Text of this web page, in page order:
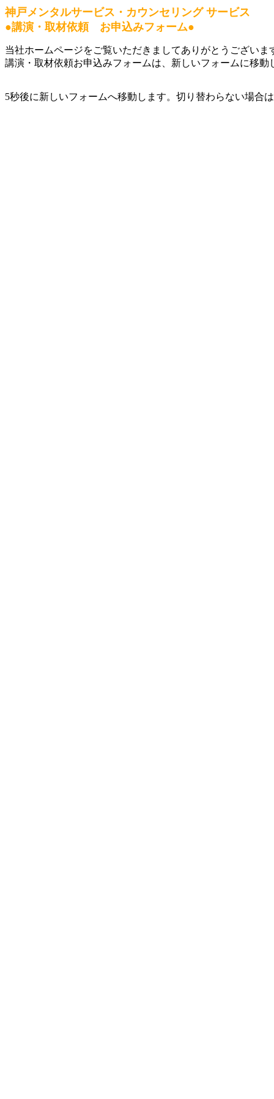
神戸メンタルサービス・カウンセリング サービス
●講演・取材依頼 お申込みフォーム●
当社ホームページをご覧いただきましてありがとうございま
講演・取材依頼お申込みフォームは、新しいフォームに移動
5秒後に新しいフォームへ移動します。切り替わらない場合は